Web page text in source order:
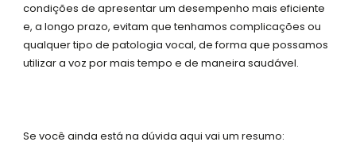
condições de apresentar um desempenho mais eficiente
e, a longo prazo, evitam que tenhamos complicações ou
qualquer tipo de patologia vocal, de forma que possamos
utilizar a voz por mais tempo e de maneira saudável.
Se você ainda está na dúvida aqui vai um resumo: